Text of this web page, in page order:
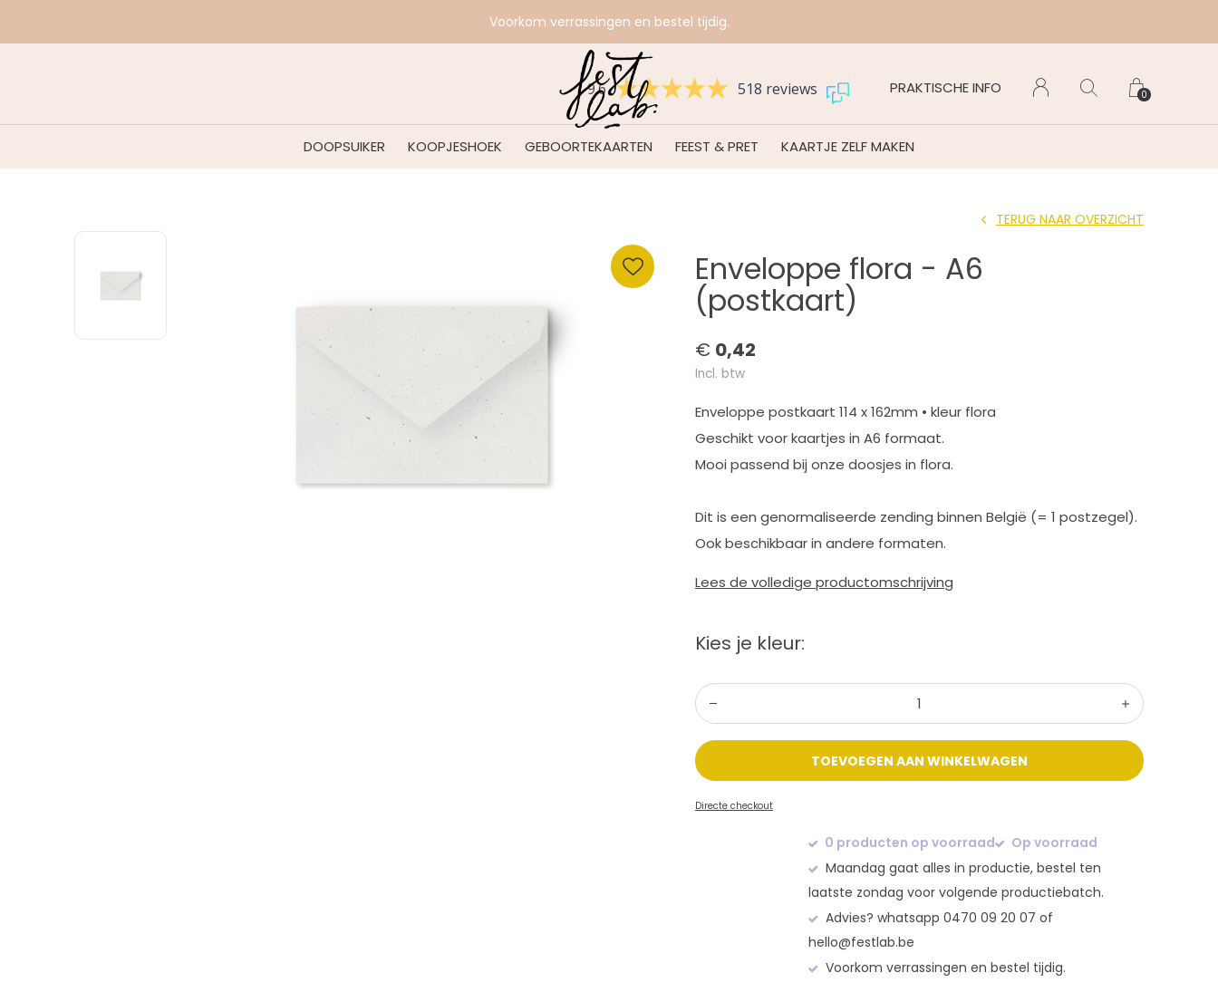
DOOPSUIKER KOOPJESHOEK GEBOORTEKAARTEN FEEST & PRET KAARTJE ZELF MAKEN
9.6 518 reviews PRAKTISCHE INFO 0
Voorkom verrassingen en bestel tijdig.
Enveloppe flora - A6
(postkaart)
TERUG NAAR OVERZICHT
€ 0,42
Incl. btw
Enveloppe postkaart 114 x 162mm • kleur flora
Geschikt voor kaartjes in A6 formaat.
Mooi passend bij onze doosjes in flora.
Dit is een genormaliseerde zending binnen België (= 1 postzegel).
Ook beschikbaar in andere formaten.
Lees de volledige productomschrijving
Kies je kleur:
TOEVOEGEN AAN WINKELWAGEN
Directe checkout
0 producten op voorraad
Op voorraad
Maandag gaat alles in productie, bestel ten
laatste zondag voor volgende productiebatch.
Advies? whatsapp 0470 09 20 07 of
hello@festlab.be
Voorkom verrassingen en bestel tijdig.